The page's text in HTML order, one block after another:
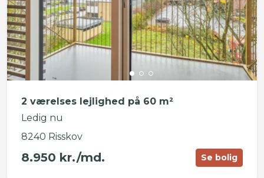
2 værelses lejlighed på 60 m²
Ledig nu
8240 Risskov
8.950 kr./md. Se bolig